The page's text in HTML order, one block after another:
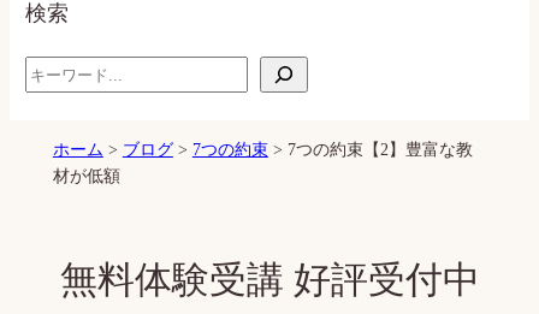
検索
S
ホーム > ブログ> 7つの約束> 7つの約束【2】豊富な教
材が低額
無料体験受講 好評受付中